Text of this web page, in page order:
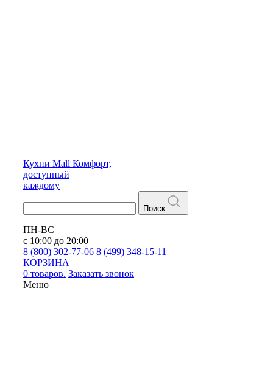
Кухни Mall Комфорт,
доступный
каждому
Поиск
ПН-ВС
с 10:00 до 20:00
8 (800) 302-77-06 8 (499) 348-15-11
КОРЗИНА
0 товаров. Заказать звонок
Меню